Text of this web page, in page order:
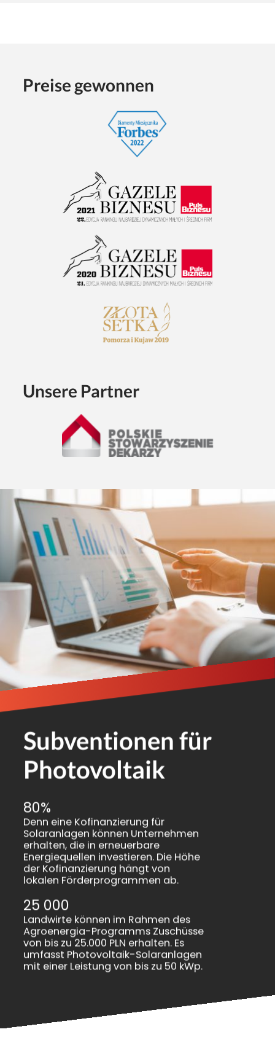
Preise gewonnen
Unsere Partner
Subventionen für
Photovoltaik
80%
Denn eine Kofinanzierung für
Solaranlagen können Unternehmen
erhalten, die in erneuerbare
Energiequellen investieren. Die Höhe
der Kofinanzierung hängt von
lokalen Förderprogrammen ab.
25 000
Landwirte können im Rahmen des
Agroenergia-Programms Zuschüsse
von bis zu 25.000 PLN erhalten. Es
umfasst Photovoltaik-Solaranlagen
mit einer Leistung von bis zu 50 kWp.